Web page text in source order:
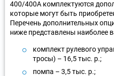
400/400А комплектуются
которые могут быть
Перечень дополнительных
ниже представлены наиболее
комплект рулевого
тросы) – 16,5 тыс. р.;
помпа – 3,5 тыс. р.;